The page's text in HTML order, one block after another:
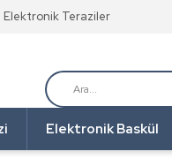
Elektronik Teraziler
Elektronik Baskül